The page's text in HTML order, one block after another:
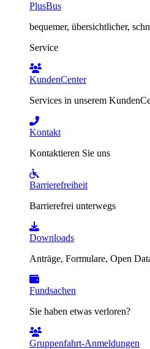
PlusBus
bequemer, übersichtlicher,
Service
KundenCenter
Services in unserem
Kontakt
Kontaktieren Sie uns
Barrierefreiheit
Barrierefrei unterwegs
Downloads
Anträge, Formulare, Open
Fundsachen
Sie haben etwas verloren?
Gruppenfahrt-Anmeldungen